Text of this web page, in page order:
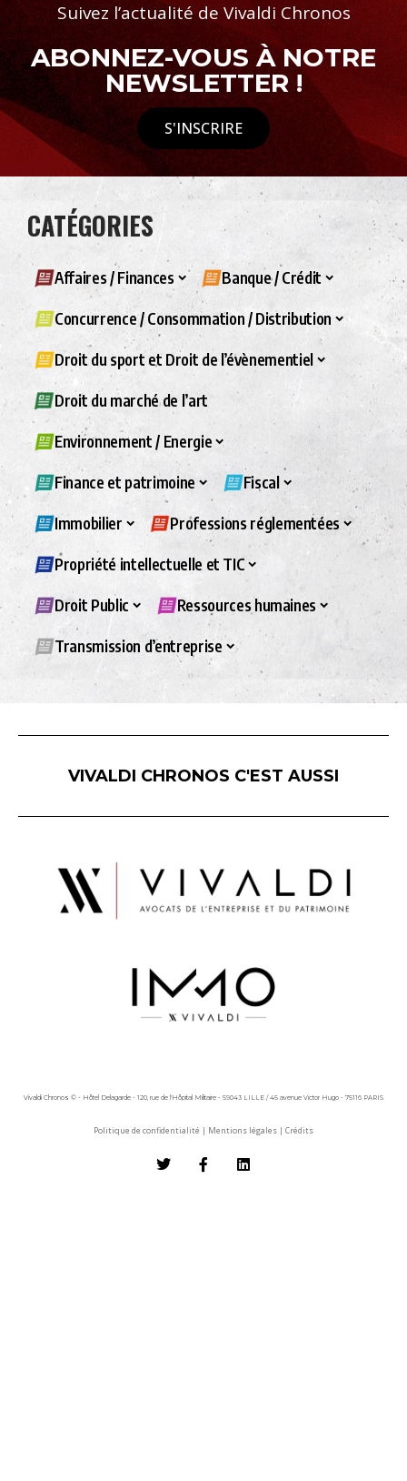
Suivez l’actualité de Vivaldi Chronos
ABONNEZ-VOUS À NOTRE
NEWSLETTER !
S'INSCRIRE
CATÉGORIES
Affaires / Finances Banque / Crédit
Concurrence / Consommation / Distribution
Droit du sport et Droit de l’évènementiel
Droit du marché de l’art
Environnement / Energie
Finance et patrimoine Fiscal
Immobilier Professions réglementées
Propriété intellectuelle et TIC
Droit Public Ressources humaines
Transmission d’entreprise
VIVALDI CHRONOS C'EST AUSSI
Vivaldi Chronos © - Hôtel Delagarde - 120, rue de l'Hôpital Militaire - 59043 LILLE / 45 avenue Victor Hugo - 75116 PARIS
Politique de confidentialité | Mentions légales | Crédits